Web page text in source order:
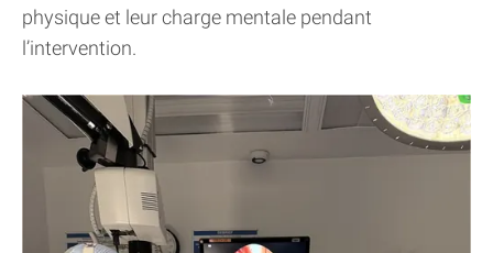
physique et leur charge mentale pendant
l’intervention.